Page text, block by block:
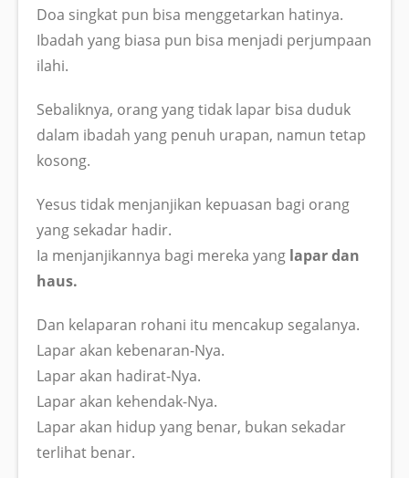
Doa singkat pun bisa menggetarkan hatinya.
Ibadah yang biasa pun bisa menjadi perjumpaan
ilahi.
Sebaliknya, orang yang tidak lapar bisa duduk
dalam ibadah yang penuh urapan, namun tetap
kosong.
Yesus tidak menjanjikan kepuasan bagi orang
yang sekadar hadir.
Ia menjanjikannya bagi mereka yang lapar dan
haus.
Dan kelaparan rohani itu mencakup segalanya.
Lapar akan kebenaran-Nya.
Lapar akan hadirat-Nya.
Lapar akan kehendak-Nya.
Lapar akan hidup yang benar, bukan sekadar
terlihat benar.